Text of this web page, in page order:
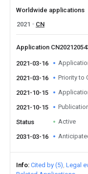
Worldwide applications
2021
CN
Application
2021-03-16
2021-03-16 Priority to
2021-10-15
2021-10-15
Status Active
2031-03-16
Info Cited by (5) Legal